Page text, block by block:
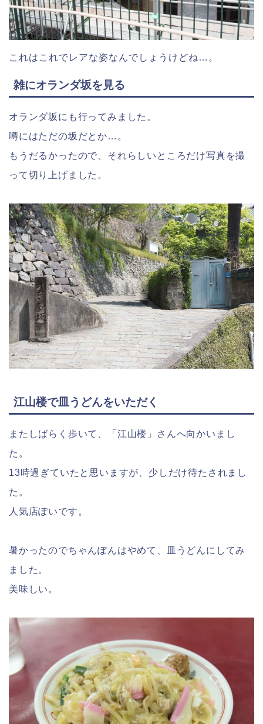
これはこれでレアな姿なんでしょうけどね…。
雑にオランダ坂を見る
オランダ坂にも行ってみました。
噂にはただの坂だとか…。
もうだるかったので、それらしいところだけ写真を撮
って切り上げました。
江山楼で皿うどんをいただく
またしばらく歩いて、「江山楼」さんへ向かいまし
た。
13時過ぎていたと思いますが、少しだけ待たされまし
た。
人気店ぽいです。
暑かったのでちゃんぽんはやめて、皿うどんにしてみ
ました。
美味しい。